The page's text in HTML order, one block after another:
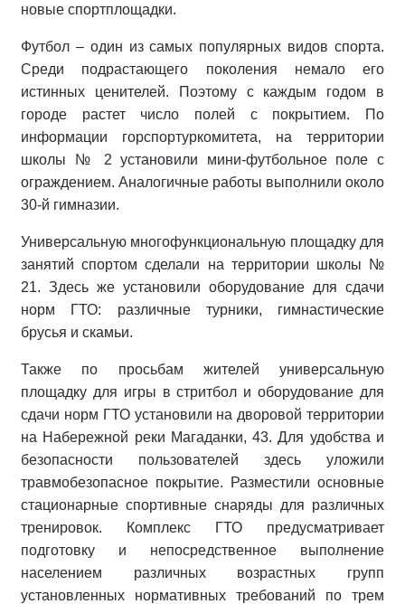
новые спортплощадки.
Футбол – один из самых популярных видов спорта.
Среди подрастающего поколения немало его
истинных ценителей. Поэтому с каждым годом в
городе растет число полей с покрытием. По
информации горспортуркомитета, на территории
школы № 2 установили мини-футбольное поле с
ограждением. Аналогичные работы выполнили около
30-й гимназии.
Универсальную многофункциональную площадку для
занятий спортом сделали на территории школы №
21. Здесь же установили оборудование для сдачи
норм ГТО: различные турники, гимнастические
брусья и скамьи.
Также по просьбам жителей универсальную
площадку для игры в стритбол и оборудование для
сдачи норм ГТО установили на дворовой территории
на Набережной реки Магаданки, 43. Для удобства и
безопасности пользователей здесь уложили
травмобезопасное покрытие. Разместили основные
стационарные спортивные снаряды для различных
тренировок. Комплекс ГТО предусматривает
подготовку и непосредственное выполнение
населением различных возрастных групп
установленных нормативных требований по трем